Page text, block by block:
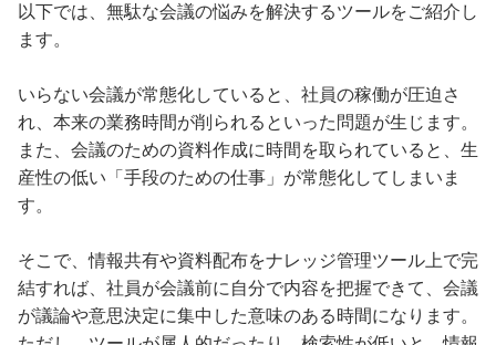
以下では、無駄な会議の悩みを解決するツールをご紹介し
ます。
いらない会議が常態化していると、社員の稼働が圧迫さ
れ、本来の業務時間が削られるといった問題が生じます。
また、会議のための資料作成に時間を取られていると、生
産性の低い「手段のための仕事」が常態化してしまいま
す。
そこで、情報共有や資料配布をナレッジ管理ツール上で完
結すれば、社員が会議前に自分で内容を把握できて、会議
が議論や意思決定に集中した意味のある時間になります。